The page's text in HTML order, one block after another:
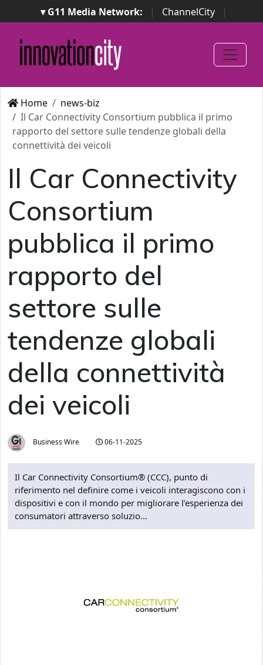
▾ G11 Media Network: | ChannelCity
|
ImpresaCity | SecurityOpenLab | Italian Channel
Awards
Italian Project Awards
Italian Security
Awards
Home
news-biz
Il Car Connectivity Consortium pubblica il primo
rapporto del settore sulle tendenze globali della
connettività dei veicoli
Il Car Connectivity
Consortium
pubblica il primo
rapporto del
settore sulle
tendenze globali
della connettività
dei veicoli
Business Wire 06-11-2025
Il Car Connectivity Consortium® (CCC), punto di
riferimento nel definire come i veicoli interagiscono con i
dispositivi e con il mondo per migliorare l’esperienza dei
consumatori attraverso soluzio...